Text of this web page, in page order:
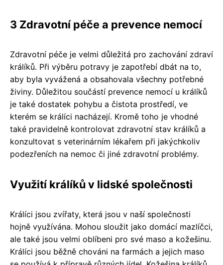
3 Zdravotní péče a prevence nemocí
Zdravotní péče je velmi důležitá pro zachování zdraví
králíků. Při výběru potravy je zapotřebí dbát na to,
aby byla vyvážená a obsahovala všechny potřebné
živiny. Důležitou součástí prevence nemocí u králíků
je také dostatek pohybu a čistota prostředí, ve
kterém se králíci nacházejí. Kromě toho je vhodné
také pravidelně kontrolovat zdravotní stav králíků a
konzultovat s veterinárním lékařem při jakýchkoliv
podezřeních na nemoc či jiné zdravotní problémy.
Využití králíků v lidské společnosti
Králíci jsou zvířaty, která jsou v naší společnosti
hojně využívána. Mohou sloužit jako domácí mazlíčci,
ale také jsou velmi oblíbeni pro své maso a kožešinu.
Králíci jsou běžně chováni na farmách a jejich maso